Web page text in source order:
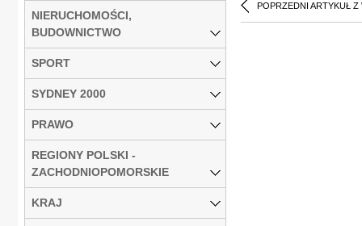
POPRZEDNI ARTYKUŁ Z
NIERUCHOMOŚCI,
BUDOWNICTWO
SPORT
SYDNEY 2000
PRAWO
REGIONY POLSKI -
ZACHODNIOPOMORSKIE
KRAJ